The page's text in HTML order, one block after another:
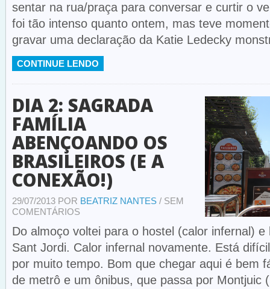
sentar na rua/praça para conversar e curtir o
foi tão intenso quanto ontem, mas teve
gravar uma declaração da Katie Ledecky
CONTINUE LENDO
DIA 2: SAGRADA
FAMÍLIA
ABENÇOANDO OS
BRASILEIROS (E A
CONEXÃO!)
29/07/2013 POR BEATRIZ NANTES / SEM
COMENTÁRIOS
Do almoço voltei para o hostel (calor infernal)
Sant Jordi. Calor infernal novamente. Está
por muito tempo. Bom que chegar aqui é bem
de metrô e um ônibus, que passa por Montjuic